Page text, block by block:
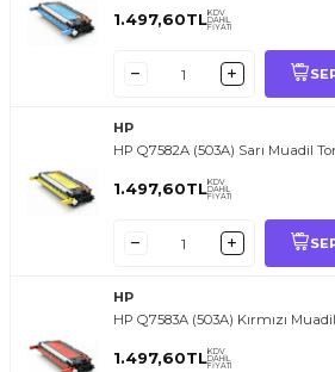
1.497,60TLKDV
DAHİL
FİYATI
HP
HP Q7582A (503A) Sarı Muadil
1.497,60TLKDV
DAHİL
FİYATI
HP
HP Q7583A (503A) Kırmızı
1.497,60TLKDV
DAHİL
FİYATI